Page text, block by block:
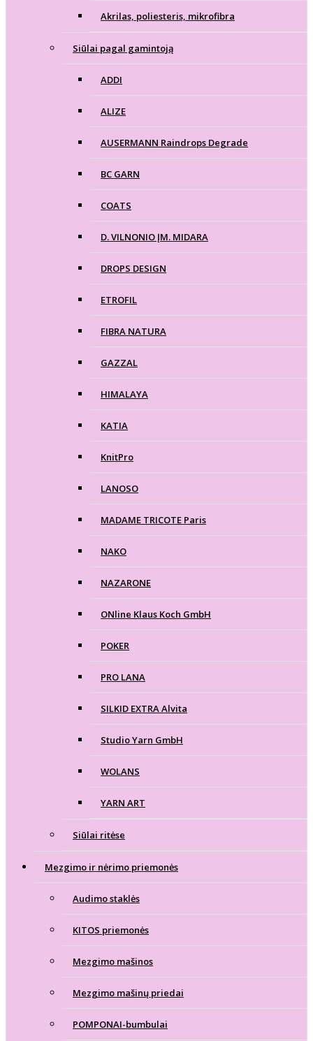
Akrilas, poliesteris, mikrofibra
Siūlai pagal gamintoją
ADDI
ALIZE
AUSERMANN Raindrops Degrade
BC GARN
COATS
D. VILNONIO ĮM. MIDARA
DROPS DESIGN
ETROFIL
FIBRA NATURA
GAZZAL
HIMALAYA
KATIA
KnitPro
LANOSO
MADAME TRICOTE Paris
NAKO
NAZARONE
ONline Klaus Koch GmbH
POKER
PRO LANA
SILKID EXTRA Alvita
Studio Yarn GmbH
WOLANS
YARN ART
Siūlai ritėse
Mezgimo ir nėrimo priemonės
Audimo staklės
KITOS priemonės
Mezgimo mašinos
Mezgimo mašinų priedai
POMPONAI-bumbulai